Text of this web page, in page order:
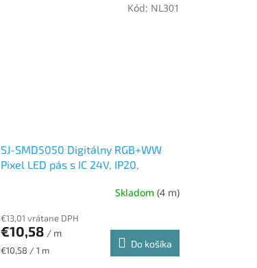
SJ-SMD5050 Digitálny RGB+WW
Pixel LED pás s IC 24V, IP20,
Skladom (4 m)
€13,01 vrátane DPH
€10,58 / m
Jednotková
€10,58 / 1 m
Do košíka
Kód: NL301